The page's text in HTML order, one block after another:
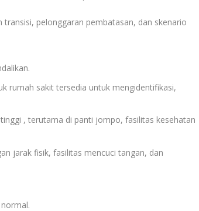
pelonggaran pembatasan, dan skenario
rumah sakit tersedia untuk mengidentifikasi,
, terutama di panti jompo, fasilitas kesehatan
jarak fisik, fasilitas mencuci tangan, dan